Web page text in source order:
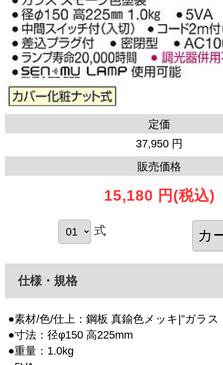
定価
37,950 円
販売価格
15,180 円 (税込)
式
仕様・規格
●素材/色/仕上：鋼板 真鍮色メッキ|”ガラス
●寸法：径φ150 高225mm
●重量：1.0kg